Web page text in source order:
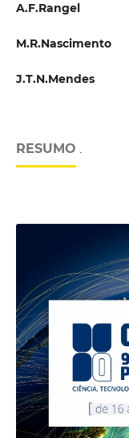
A.F.Rangel
M.R.Nascimento
J.T.N.Mendes
RESUMO .